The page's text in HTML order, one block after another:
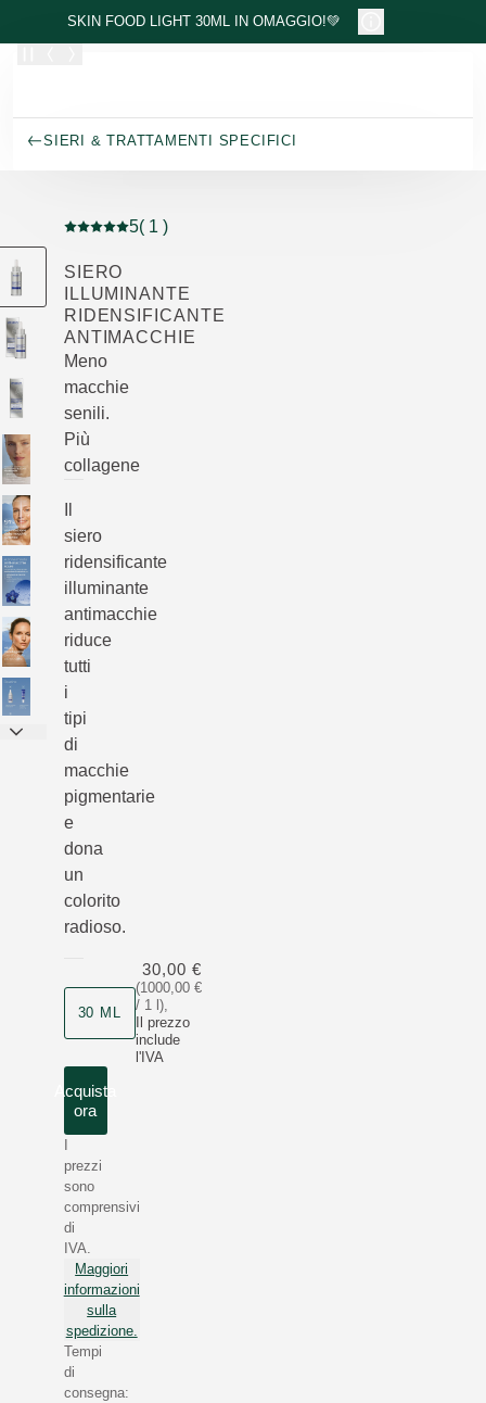
Passa al contenuto principale
SKIN FOOD LIGHT 30ML IN OMAGGIO!💚
SIERI & TRATTAMENTI SPECIFICI
Valutazione attuale: 5 su 5 stelle recensito da 1
5( 1 )
SIERO
ILLUMINANTE
RIDENSIFICANTE
ANTIMACCHIE
Meno
macchie
senili.
Più
collagene
siero
ridensificante
illuminante
antimacchie
riduce
tutti
i
tipi
di
macchie
pigmentarie
e
dona
un
colorito
radioso.
30 ML
(1000,00 €
/ 1 l),
Il prezzo
include
l'IVA
30,00 €
Acquista
ora
prezzi
sono
comprensivi
di
IVA.
Maggiori
informazioni
sulla
spedizione.
Tempi
di
consegna: